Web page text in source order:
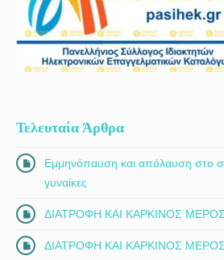
Τελευταία Άρθρα
Εμμηνόπαυση και απόλαυση στο
γυναίκες
ΔΙΑΤΡΟΦΗ ΚΑΙ ΚΑΡΚΙΝΟΣ ΜΕΡΟΣ
ΔΙΑΤΡΟΦΗ ΚΑΙ ΚΑΡΚΙΝΟΣ